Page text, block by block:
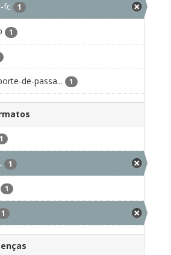
fc 1
1
de-passa... 1
1
1
1
1